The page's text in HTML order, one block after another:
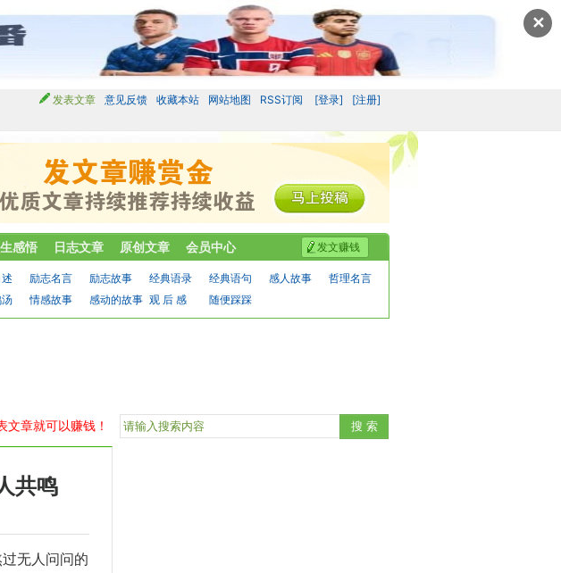
✕
发表文章 意见反馈 收藏本站 网站地图 RSS订阅 [登录] [注册]
发文赚钱
感悟 日志文章 原创文章 会员中心
励志名言 励志故事 经典语录 经典语句 感人故事
哲理名言
情感故事 感动的故事 观 后 感 随便踩踩
文章就可以赚钱！
共鸣
无人问问的